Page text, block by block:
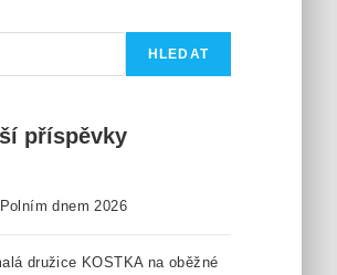
HLEDAT
příspěvky
dnem 2026
družice KOSTKA na oběžné